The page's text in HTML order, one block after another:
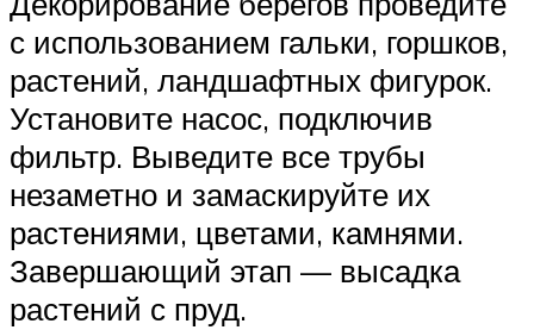
с использованием гальки, горшков,
растений, ландшафтных фигурок.
Установите насос, подключив
фильтр. Выведите все трубы
незаметно и замаскируйте их
растениями, цветами, камнями.
Завершающий этап — высадка
растений с пруд.